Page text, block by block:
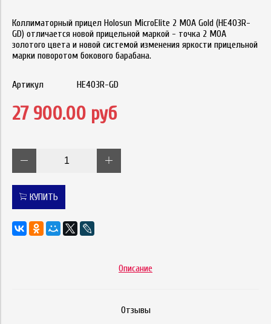
Коллиматорный прицел Holosun MicroElite 2 MOA Gold (HE403R-
GD) отличается новой прицельной маркой - точка 2 МОА
золотого цвета и новой системой изменения яркости прицельной
марки поворотом бокового барабана.
Артикул HE403R-GD
27 900.00 руб
КУПИТЬ
Описание
Отзывы